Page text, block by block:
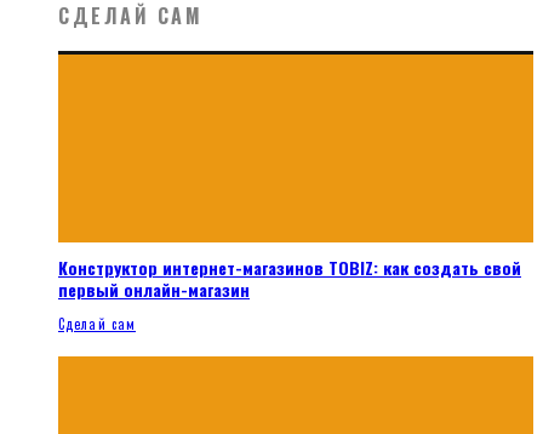
СДЕЛАЙ САМ
Конструктор интернет-магазинов TOBIZ: как создать свой
первый онлайн-магазин
Сделай сам